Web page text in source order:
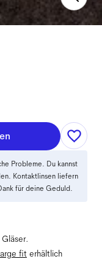
Probleme. Du kannst
Kontaktlinsen liefern
für deine Geduld.
fit erhältlich